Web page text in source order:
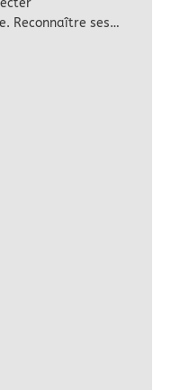
Reconnaître ses…